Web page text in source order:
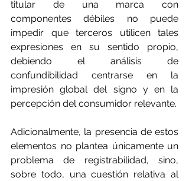
titular de una marca con
componentes débiles no puede
impedir que terceros utilicen tales
expresiones en su sentido propio,
debiendo el análisis de
confundibilidad centrarse en la
impresión global del signo y en la
percepción del consumidor relevante.
Adicionalmente, la presencia de estos
elementos no plantea únicamente un
problema de registrabilidad, sino,
sobre todo, una cuestión relativa al